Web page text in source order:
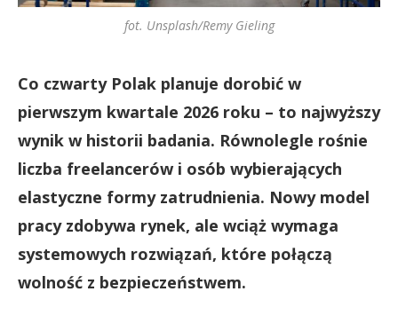
fot. Unsplash/Remy Gieling
Co czwarty Polak planuje dorobić w
pierwszym kwartale 2026 roku – to najwyższy
wynik w historii badania. Równolegle rośnie
liczba freelancerów i osób wybierających
elastyczne formy zatrudnienia. Nowy model
pracy zdobywa rynek, ale wciąż wymaga
systemowych rozwiązań, które połączą
wolność z bezpieczeństwem.